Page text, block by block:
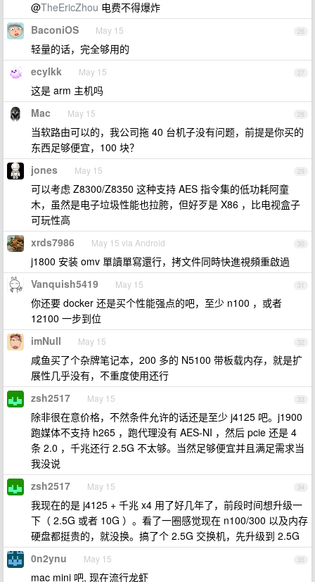
@TheEricZhou 电费不得爆炸
26
BaconiOS May 15
轻量的话，完全够用的
27
ecylkk May 15
这是 arm 主机吗
28
Mac May 15
当软路由可以的，我公司拖 40 台机子没有问题，前提是你买的
东西足够便宜，100 块？
29
jones May 15
可以考虑 Z8300/Z8350 这种支持 AES 指令集的低功耗阿童
木，虽然是电子垃圾性能也拉胯，但好歹是 X86 ，比电视盒子
可玩性高
30
xrds7986 May 15 via Android
j1800 安装 omv 單讀單寫還行，拷文件同時快進視頻重啟過
31
Vanquish5419 May 15
你还要 docker 还是买个性能强点的吧，至少 n100 ，或者
12100 一步到位
32
imNull May 15
咸鱼买了个杂牌笔记本，200 多的 N5100 带板载内存，就是扩
展性几乎没有，不重度使用还行
33
zsh2517 May 15
除非很在意价格，不然条件允许的话还是至少 j4125 吧。j1900
跑媒体不支持 h265 ，跑代理没有 AES-NI ，然后 pcie 还是 4
条 2.0 ，千兆还行 2.5G 不太够。当然足够便宜并且满足需求当
我没说
34
zsh2517 May 15
我现在的是 j4125 + 千兆 x4 用了好几年了，前段时间想升级一
下（ 2.5G 或者 10G ）。看了一圈感觉现在 n100/300 以及内存
硬盘都挺贵的，就没换。搞了个 2.5G 交换机，先升级到 2.5G
35
0n2ynu May 15
mac mini 吧, 现在流行龙虾